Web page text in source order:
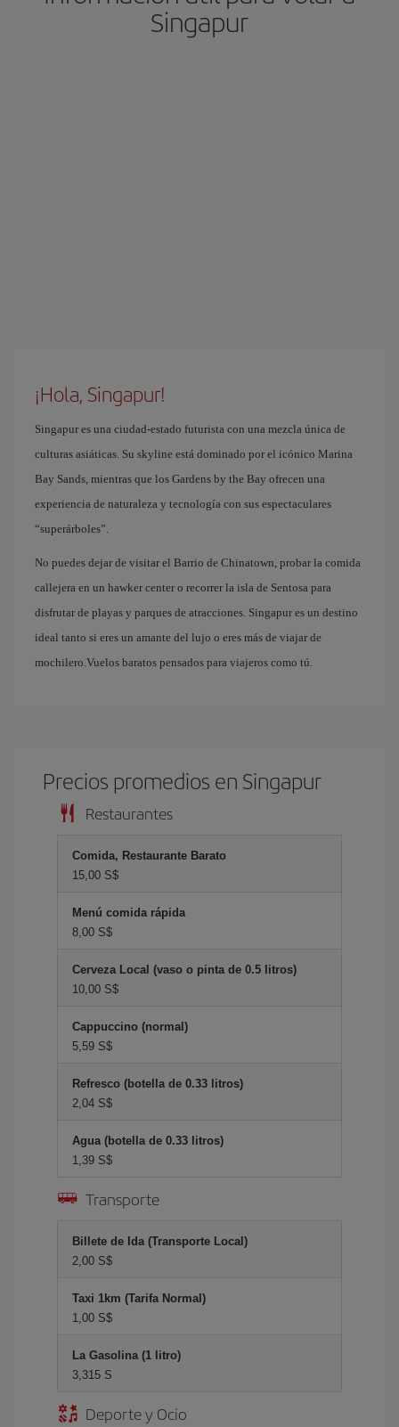
Singapur
¡Hola, Singapur!
Singapur es una ciudad-estado futurista con una mezcla única de
culturas asiáticas. Su skyline está dominado por el icónico Marina
Bay Sands, mientras que los Gardens by the Bay ofrecen una
experiencia de naturaleza y tecnología con sus espectaculares
“superárboles”.
No puedes dejar de visitar el Barrio de Chinatown, probar la comida
callejera en un hawker center o recorrer la isla de Sentosa para
disfrutar de playas y parques de atracciones. Singapur es un destino
ideal tanto si eres un amante del lujo o eres más de viajar de
mochilero.Vuelos baratos pensados para viajeros como tú.
Precios promedios en Singapur
Restaurantes
Comida, Restaurante Barato
15,00 S$
Menú comida rápida
8,00 S$
Cerveza Local (vaso o pinta de 0.5 litros)
10,00 S$
Cappuccino (normal)
5,59 S$
Refresco (botella de 0.33 litros)
2,04 S$
Agua (botella de 0.33 litros)
1,39 S$
Transporte
Billete de Ida (Transporte Local)
2,00 S$
Taxi 1km (Tarifa Normal)
1,00 S$
La Gasolina (1 litro)
3,315 S
Deporte y Ocio